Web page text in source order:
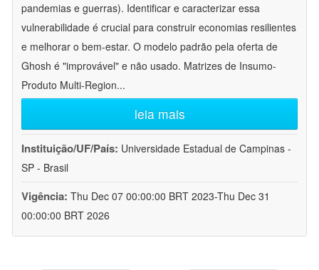
pandemias e guerras). Identificar e caracterizar essa
vulnerabilidade é crucial para construir economias resilientes
e melhorar o bem-estar. O modelo padrão pela oferta de
Ghosh é "improvável" e não usado. Matrizes de Insumo-
Produto Multi-Region...
leia mais
Instituição/UF/País: Universidade Estadual de Campinas -
SP - Brasil
Vigência: Thu Dec 07 00:00:00 BRT 2023-Thu Dec 31
00:00:00 BRT 2026